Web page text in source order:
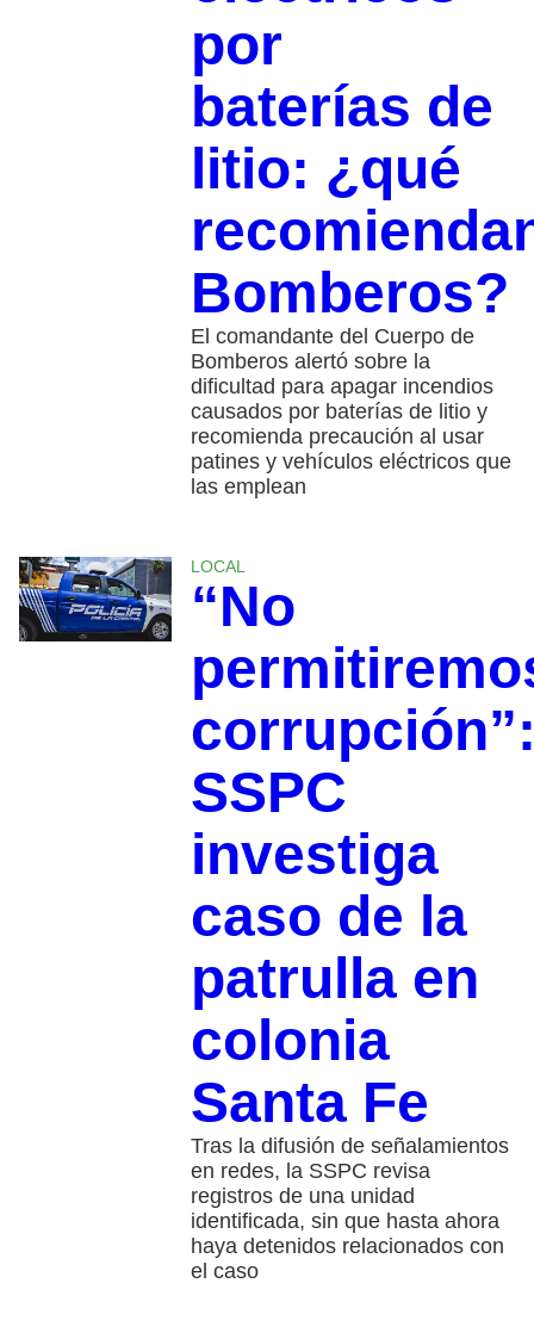
por
baterías de
litio: ¿qué
Bomberos?
El comandante del Cuerpo de
Bomberos alertó sobre la
dificultad para apagar incendios
causados por baterías de litio y
recomienda precaución al usar
patines y vehículos eléctricos que
las emplean
LOCAL
“No
SSPC
investiga
caso de la
patrulla en
colonia
Santa Fe
Tras la difusión de señalamientos
en redes, la SSPC revisa
registros de una unidad
identificada, sin que hasta ahora
haya detenidos relacionados con
el caso